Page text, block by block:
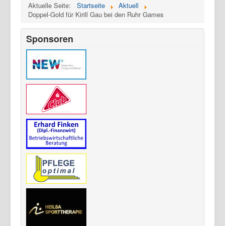
Aktuelle Seite: Startseite
Aktuell
Doppel-Gold für Kirill Gau bei den Ruhr Games
Sponsoren